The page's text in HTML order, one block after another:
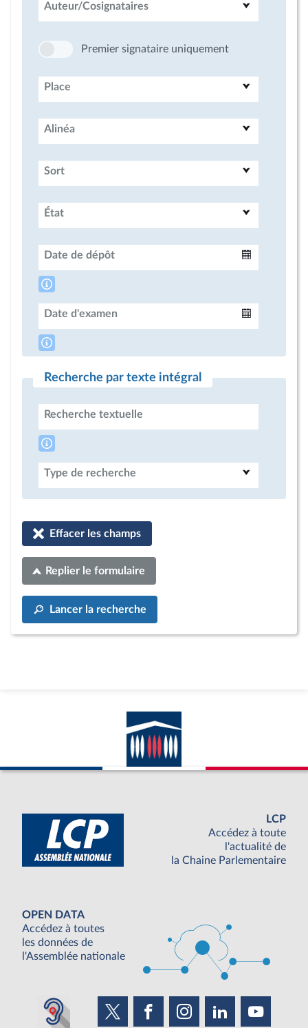
Auteur/Cosignataires
Premier signataire uniquement
Place
Alinéa
Sort
État
Date de dépôt
Date d'examen
Recherche par texte intégral
Recherche textuelle
Type de recherche
Effacer les champs
Replier le formulaire
Lancer la recherche
LCP
Accédez à toute
l'actualité de
la Chaine Parlementaire
OPEN DATA
Accédez à toutes
les données de
l'Assemblée nationale